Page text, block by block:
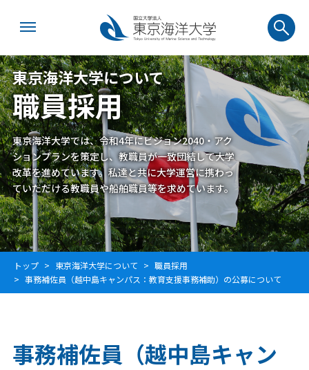
東京海洋大学について
職員採用
東京海洋大学では、令和4年にビジョン2040・アク
ションプランを策定し、教職員が一致団結して大学
改革を進めています。私達と共に大学運営に携わっ
ていただける教職員や船舶職員等を求めています。
トップ 東京海洋大学について
職員採用
事務補佐員（越中島キャンパス：教育支援事務補助）の公募について
事務補佐員（越中島キャン